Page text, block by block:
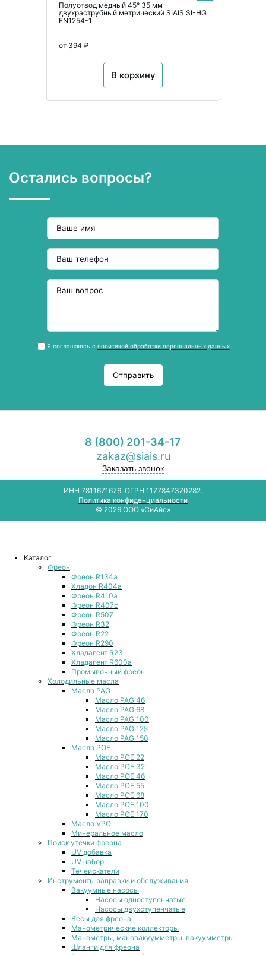
Полуотвод медный 45° 35 мм
двухраструбный метрический SIAIS SI-HG
EN1254-1
от 394 ₽
В корзину
Остались вопросы?
Я соглашаюсь с политикой обработки персональных данных.
Отправить
8 (800) 201-34-17
zakaz@siais.ru
Заказать звонок
ИНН 7811671676, ОГРН 1177847370282.
Политика конфиденциальности
© 2026 ООО «СиАйс»
Каталог
Фреон
Фреон R134a
Хладон R404a
Фреон R410a
Фреон R407с
Фреон R507
Фреон R32
Фреон R22
Фреон R290
Хладагент R23
Хладагент R600a
Промывочный фреон
Холодильные масла
Масло PAG
Масло PAG 46
Масло PAG 68
Масло PAG 100
Масло PAG 125
Масло PAG 150
Масло POE
Масло POE 22
Масло POE 32
Масло POE 46
Масло POE 55
Масло POE 68
Масло POE 100
Масло POE 170
Масло VPO
Минеральное масло
Поиск утечки фреона
UV добавка
UV набор
Течеискатели
Инструменты заправки и обслуживания
Вакуумные насосы
Насосы одноступенчатые
Насосы двухступенчатые
Весы для фреона
Манометрические коллекторы
Манометры, мановакуумметры, вакуумметры
Шланги для фреона